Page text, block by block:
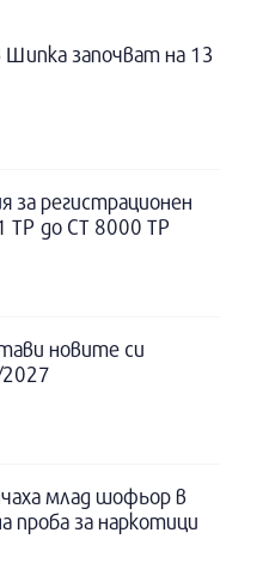
Шипка започват на 13
за регистрационен
ТР до СТ 8000 ТР
новите си
2027
млад шофьор в
проба за наркотици